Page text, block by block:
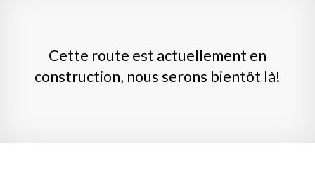
Cette route est actuellement en
construction, nous serons bientôt là!